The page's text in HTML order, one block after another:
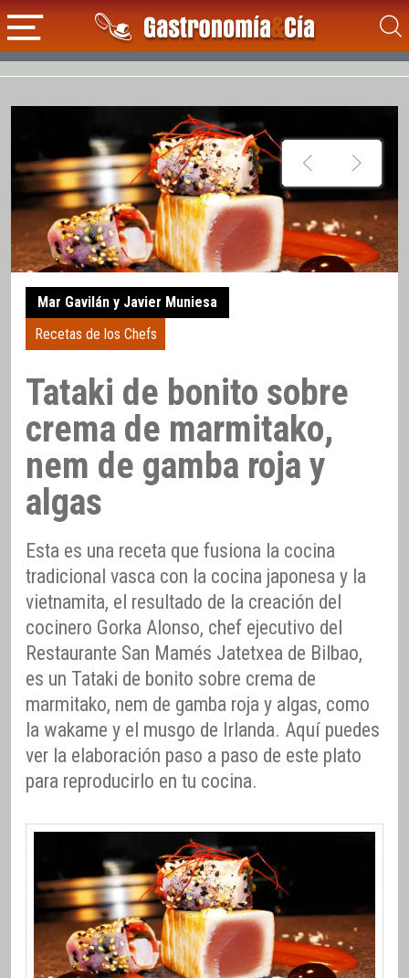
Mar Gavilán y Javier Muniesa
Recetas de los Chefs
Tataki de bonito sobre
crema de marmitako,
nem de gamba roja y
algas
Esta es una receta que fusiona la cocina
tradicional vasca con la cocina japonesa y la
vietnamita, el resultado de la creación del
cocinero Gorka Alonso, chef ejecutivo del
Restaurante San Mamés Jatetxea de Bilbao,
es un Tataki de bonito sobre crema de
marmitako, nem de gamba roja y algas, como
la wakame y el musgo de Irlanda. Aquí puedes
ver la elaboración paso a paso de este plato
para reproducirlo en tu cocina.